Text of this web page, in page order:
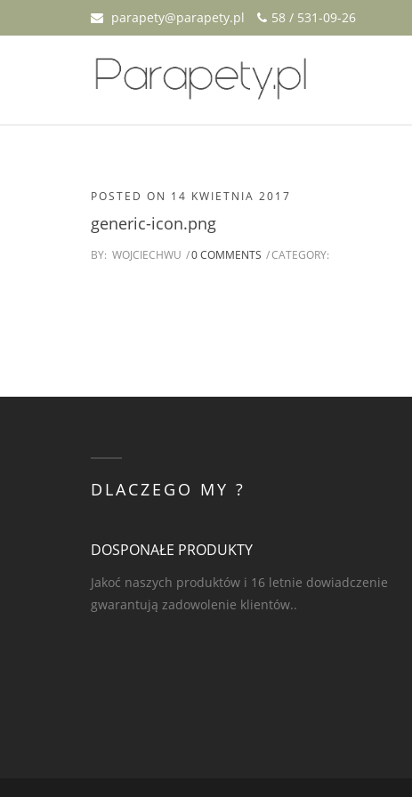
parapety@parapety.pl 58 / 531-09-26
POSTED ON 14 KWIETNIA 2017
generic-icon.png
BY: WOJCIECHWU 0 COMMENTS CATEGORY:
DLACZEGO MY ?
DOSPONAŁE PRODUKTY
Jakoć naszych produktów i 16 letnie dowiadczenie
gwarantują zadowolenie klientów..